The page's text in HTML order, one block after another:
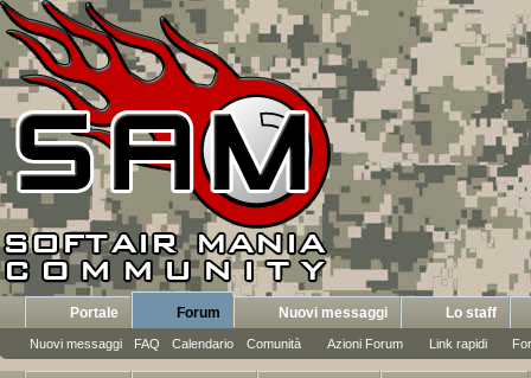
Portale Forum
Nuovi messaggi FAQ Calendario Comunità Azioni Forum Link rapidi
Nuovi messaggi Lo staff